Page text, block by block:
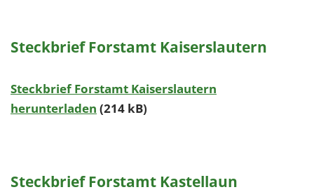
Steckbrief Forstamt Kaiserslautern
Steckbrief Forstamt Kaiserslautern
herunterladen (214 kB)
Steckbrief Forstamt Kastellaun